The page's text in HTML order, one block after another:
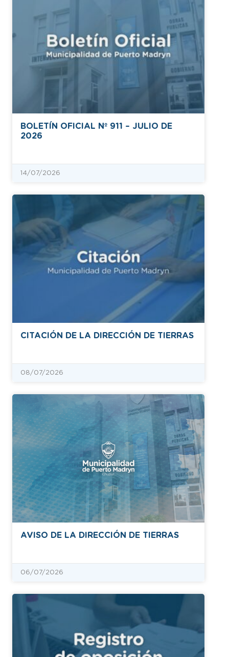
BOLETÍN OFICIAL Nº 911 – JULIO DE
2026
14/07/2026
CITACIÓN DE LA DIRECCIÓN DE TIERRAS
08/07/2026
AVISO DE LA DIRECCIÓN DE TIERRAS
06/07/2026